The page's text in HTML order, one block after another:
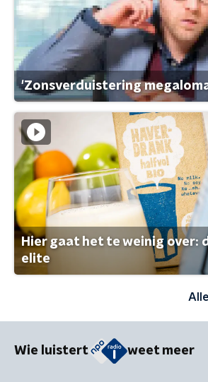
'Zonsverduistering
Hier gaat het te weinig over:
elite
Wie luistert weet meer